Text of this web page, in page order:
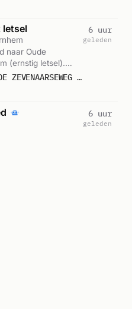
letsel
naar Oude
(ernstig letsel).
AANRIJDING LETSEL OUDE ZEVENAARSEWEG ARNHEM 599982
6 uur
geleden
6 uur
geleden